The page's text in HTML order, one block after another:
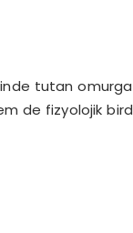
tutan omurga
de fizyolojik